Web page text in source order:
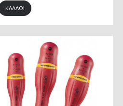
ΚΑΛΆΘΙ